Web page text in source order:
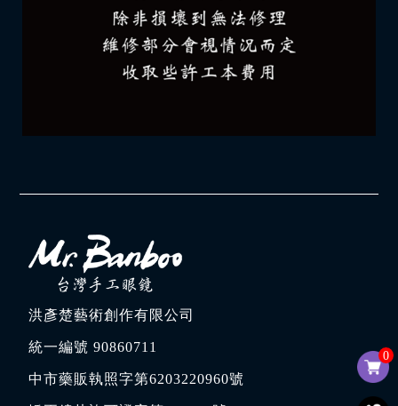
0
洪彥楚藝術創作有限公司
統一編號 90860711
中市藥販執照字第6203220960號